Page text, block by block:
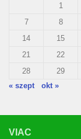
1
7
8
14
15
21
22
28
29
« szept
okt »
VIAC